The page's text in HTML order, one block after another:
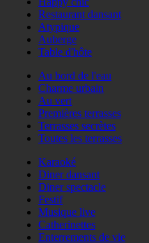
Restaurant dansant
Atypique
Auberge
Table d'hôte
Au bord de l'eau
Charme urbain
Au vert
Premières terrasses
Terrasses secrètes
Toutes les terrasses
Karaoké
Diner dansant
Diner spectacle
Festif
Musique live
Catherinettes
Enterrements de vie